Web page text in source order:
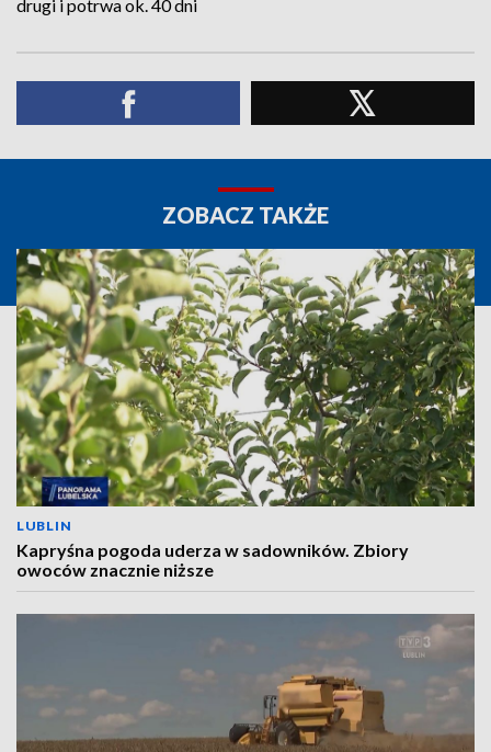
drugi i potrwa ok. 40 dni
ZOBACZ TAKŻE
LUBLIN
Kapryśna pogoda uderza w sadowników. Zbiory
owoców znacznie niższe